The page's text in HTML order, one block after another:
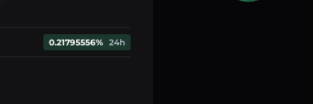
0.21795556% 24h